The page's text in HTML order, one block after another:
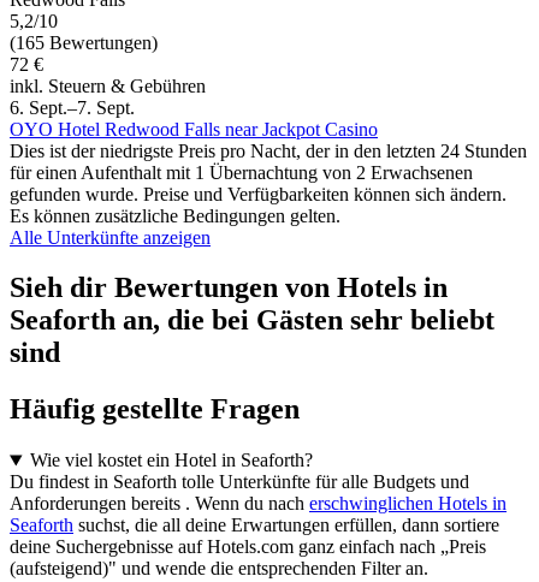
5,2/10
(165 Bewertungen)
72 €
inkl. Steuern & Gebühren
6. Sept.–7. Sept.
OYO Hotel Redwood Falls near Jackpot Casino
Dies ist der niedrigste Preis pro Nacht, der in den letzten 24 Stunden
für einen Aufenthalt mit 1 Übernachtung von 2 Erwachsenen
gefunden wurde. Preise und Verfügbarkeiten können sich ändern.
Es können zusätzliche Bedingungen gelten.
Alle Unterkünfte anzeigen
Sieh dir Bewertungen von Hotels in
Seaforth an, die bei Gästen sehr beliebt
sind
Häufig gestellte Fragen
Wie viel kostet ein Hotel in Seaforth?
Du findest in Seaforth tolle Unterkünfte für alle Budgets und
Anforderungen bereits . Wenn du nach erschwinglichen Hotels in
Seaforth suchst, die all deine Erwartungen erfüllen, dann sortiere
deine Suchergebnisse auf Hotels.com ganz einfach nach „Preis
(aufsteigend)" und wende die entsprechenden Filter an.